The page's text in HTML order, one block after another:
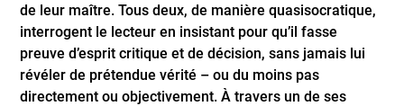
de leur maître. Tous deux, de manière quasi­socratique,
interrogent le lecteur en insistant pour qu’il fasse
preuve d’esprit critique et de décision, sans jamais lui
révéler de prétendue vérité – ou du moins pas
directement ou objectivement. À travers un de ses